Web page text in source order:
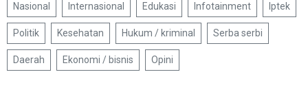
Nasional Internasional Edukasi Infotainment Iptek
Politik Kesehatan Hukum / kriminal Serba serbi
Daerah Ekonomi / bisnis Opini